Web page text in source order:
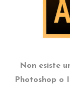
Non esiste
Photoshop o